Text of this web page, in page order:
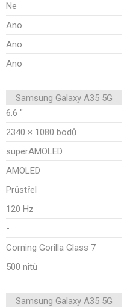
Ne
Ano
Ano
Ano
Samsung Galaxy A35 5G
6.6 "
2340 × 1080 bodů
superAMOLED
AMOLED
Průstřel
120 Hz
-
Corning Gorilla Glass 7
500 nitů
Samsung Galaxy A35 5G